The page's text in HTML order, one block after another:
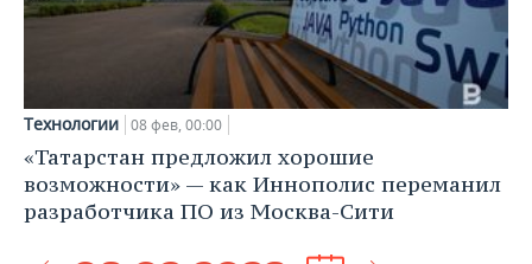
Технологии 08 фев, 00:00
«Татарстан предложил хорошие
возможности» — как Иннополис переманил
разработчика ПО из Москва-Сити